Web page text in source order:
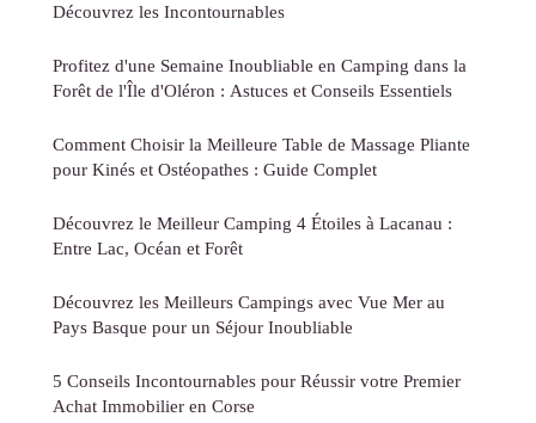
Découvrez les Incontournables
Profitez d'une Semaine Inoubliable en Camping dans la
Forêt de l'Île d'Oléron : Astuces et Conseils Essentiels
Comment Choisir la Meilleure Table de Massage Pliante
pour Kinés et Ostéopathes : Guide Complet
Découvrez le Meilleur Camping 4 Étoiles à Lacanau :
Entre Lac, Océan et Forêt
Découvrez les Meilleurs Campings avec Vue Mer au
Pays Basque pour un Séjour Inoubliable
5 Conseils Incontournables pour Réussir votre Premier
Achat Immobilier en Corse